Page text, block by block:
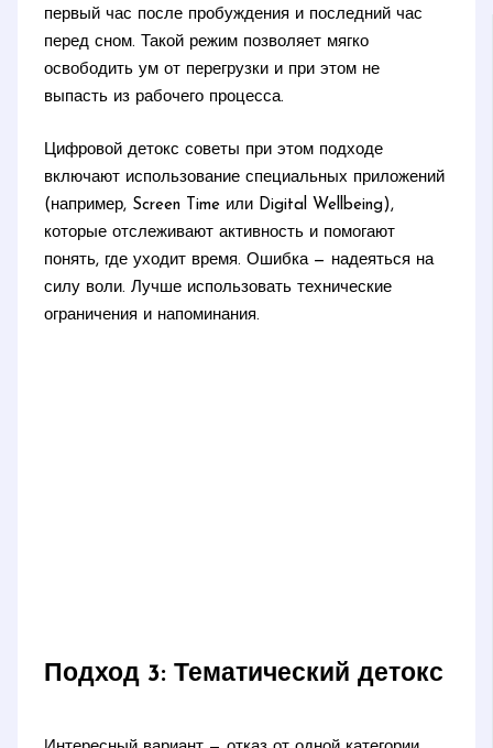
первый час после пробуждения и последний час
перед сном. Такой режим позволяет мягко
освободить ум от перегрузки и при этом не
выпасть из рабочего процесса.
Цифровой детокс советы при этом подходе
включают использование специальных приложений
(например, Screen Time или Digital Wellbeing),
которые отслеживают активность и помогают
понять, где уходит время. Ошибка — надеяться на
силу воли. Лучше использовать технические
ограничения и напоминания.
Подход 3: Тематический детокс